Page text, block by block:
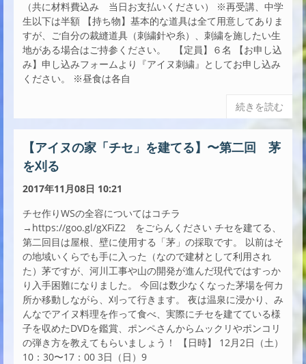
（共に材料費込み 当日お支払いください） ※再受講、中学
生以下は半額 【持ち物】基本的な道具は全て用意してありま
すが、ご自分の裁縫道具（刺繍針や糸）、刺繍を施したい生
地がある場合はご持参ください。 【定員】６名 【お申し込
み】申し込みフォームより『アイヌ刺繍』としてお申し込み
ください。 ※昼食は各自
続きを読む
【アイヌの家「チセ」を建てる】〜第二回 茅
を刈る
2017年11月08日 10:21
チセ作りWSの全容についてはコチラ
→https://goo.gl/gXFiZ2 をごらんください チセを建てる、
第二回目は屋根、壁に使用する「茅」の採取です。 以前はそ
の地域いくらでも手に入った（なので建材として利用され
た）茅ですが、河川工事や山の開発が進んだ現代ではすっか
り入手困難になりました。 今回は数少なくなった茅場を何カ
所か移動しながら、刈って行きます。 夜は温泉に浸かり、み
んなでアイヌ料理を作って食べ、実際にチセを建てている様
子を収めたDVDを鑑賞、ポンペさんからムックリやポンコリ
の弾き方を教えてもらいましょう！ 【日時】 12月2日（土）
10：30〜17：00 3日（日）9